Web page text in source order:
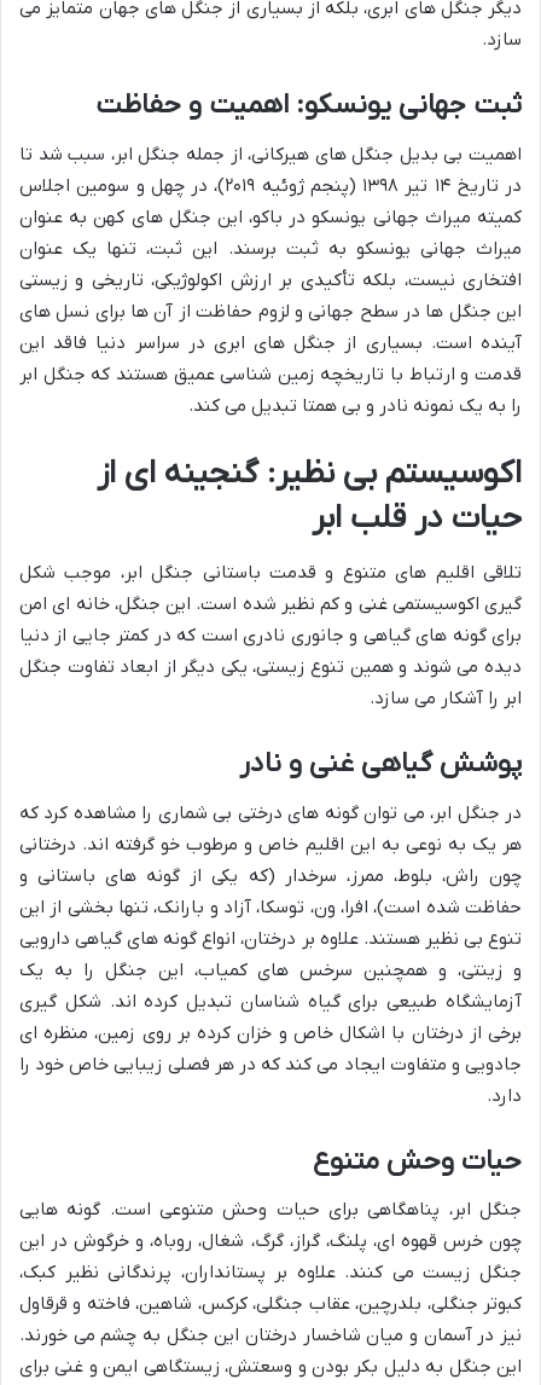
دیگر جنگل های ابری، بلکه از بسیاری از جنگل های جهان متمایز می
سازد.
ثبت جهانی یونسکو: اهمیت و حفاظت
اهمیت بی بدیل جنگل های هیرکانی، از جمله جنگل ابر، سبب شد تا
در تاریخ ۱۴ تیر ۱۳۹۸ (پنجم ژوئیه ۲۰۱۹)، در چهل و سومین اجلاس
کمیته میراث جهانی یونسکو در باکو، این جنگل های کهن به عنوان
میراث جهانی یونسکو به ثبت برسند. این ثبت، تنها یک عنوان
افتخاری نیست، بلکه تأکیدی بر ارزش اکولوژیکی، تاریخی و زیستی
این جنگل ها در سطح جهانی و لزوم حفاظت از آن ها برای نسل های
آینده است. بسیاری از جنگل های ابری در سراسر دنیا فاقد این
قدمت و ارتباط با تاریخچه زمین شناسی عمیق هستند که جنگل ابر
را به یک نمونه نادر و بی همتا تبدیل می کند.
اکوسیستم بی نظیر: گنجینه ای از
حیات در قلب ابر
تلاقی اقلیم های متنوع و قدمت باستانی جنگل ابر، موجب شکل
گیری اکوسیستمی غنی و کم نظیر شده است. این جنگل، خانه ای امن
برای گونه های گیاهی و جانوری نادری است که در کمتر جایی از دنیا
دیده می شوند و همین تنوع زیستی، یکی دیگر از ابعاد تفاوت جنگل
ابر را آشکار می سازد.
پوشش گیاهی غنی و نادر
در جنگل ابر، می توان گونه های درختی بی شماری را مشاهده کرد که
هر یک به نوعی به این اقلیم خاص و مرطوب خو گرفته اند. درختانی
چون راش، بلوط، ممرز، سرخدار (که یکی از گونه های باستانی و
حفاظت شده است)، افرا، ون، توسکا، آزاد و بارانک، تنها بخشی از این
تنوع بی نظیر هستند. علاوه بر درختان، انواع گونه های گیاهی دارویی
و زینتی، و همچنین سرخس های کمیاب، این جنگل را به یک
آزمایشگاه طبیعی برای گیاه شناسان تبدیل کرده اند. شکل گیری
برخی از درختان با اشکال خاص و خزان کرده بر روی زمین، منظره ای
جادویی و متفاوت ایجاد می کند که در هر فصلی زیبایی خاص خود را
دارد.
حیات وحش متنوع
جنگل ابر، پناهگاهی برای حیات وحش متنوعی است. گونه هایی
چون خرس قهوه ای، پلنگ، گراز، گرگ، شغال، روباه، و خرگوش در این
جنگل زیست می کنند. علاوه بر پستانداران، پرندگانی نظیر کبک،
کبوتر جنگلی، بلدرچین، عقاب جنگلی، کرکس، شاهین، فاخته و قرقاول
نیز در آسمان و میان شاخسار درختان این جنگل به چشم می خورند.
این جنگل به دلیل بکر بودن و وسعتش، زیستگاهی ایمن و غنی برای